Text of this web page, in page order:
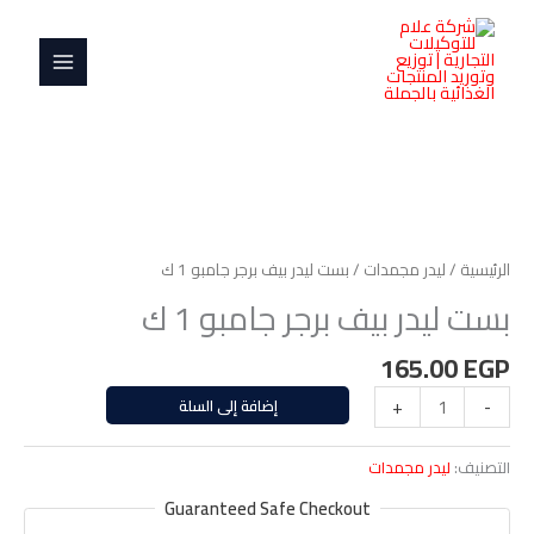
المحتوى
MENU
الرئيسية /ليدر مجمدات / بست ليدر بيف برجر جامبو 1 ك
بست ليدر بيف برجر جامبو 1 ك
165.00EGP
-
ليدر
بيف
برجر
جامبو
1
ك
+ إضافة إلى السلة
التصنيف: ليدر مجمدات
Guaranteed Safe Checkout
بيف
برجر
جامبو